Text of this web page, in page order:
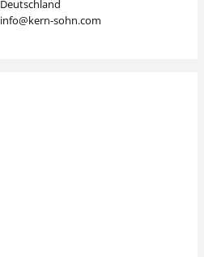
Deutschland
info@kern-sohn.com